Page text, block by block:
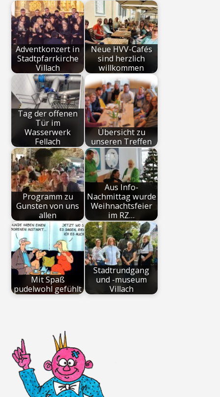
Adventkonzert in
Stadtpfarrkirche
Villach
Neue HVV-Cafés
sind herzlich
willkommen
Tag der offenen
Tür im
Wasserwerk
Fellach
Übersicht zu
unseren Treffen
Programm zu
Gunsten von uns
allen
Aus Info-
Nachmittag wurde
Weihnachtsfeier
im RZ…
Mit Spaß
pudelwohl gefühlt
Stadtrundgang
und -museum
Villach